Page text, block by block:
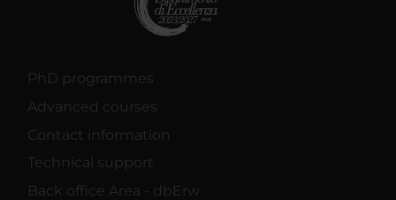
PhD programmes
Advanced courses
Contact information
Technical support
Back office Area - dbErw